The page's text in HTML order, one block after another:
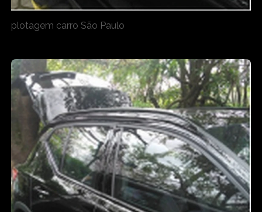
plotagem carro São Paulo